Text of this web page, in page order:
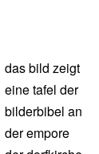
das bild zeigt
eine tafel der
bilderbibel an
der empore